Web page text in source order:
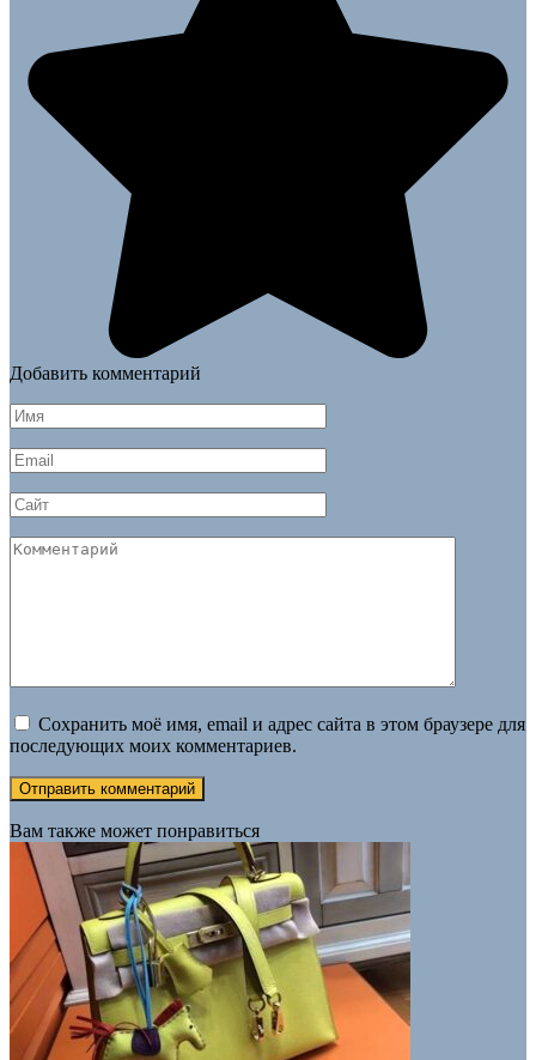
Добавить комментарий
Имя
*
Email
*
Сайт
Комментарий
Сохранить моё имя, email и адрес сайта в этом браузере для
последующих моих комментариев.
Вам также может понравиться